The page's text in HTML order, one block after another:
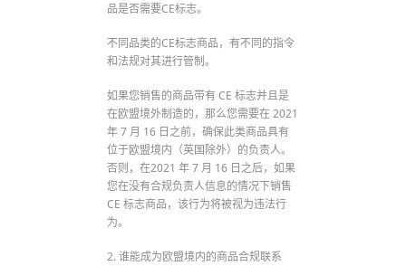
品是否需要CE标志。
不同品类的CE标志商品，有不同的指令
和法规对其进行管制。
如果您销售的商品带有 CE 标志并且是
在欧盟境外制造的，那么您需要在 2021
年 7 月 16 日之前，确保此类商品具有
位于欧盟境内（英国除外）的负责人。
否则，在2021 年 7 月 16 日之后，如果
您在没有合规负责人信息的情况下销售
CE 标志商品，该行为将被视为违法行
为。
2. 谁能成为欧盟境内的商品合规联系